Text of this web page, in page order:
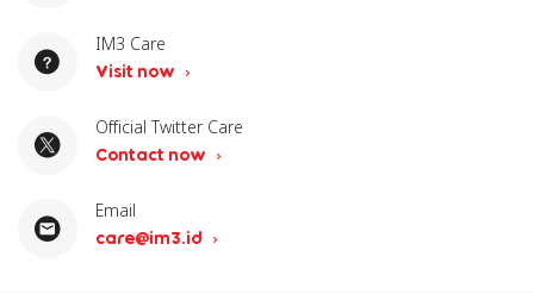
IM3 Care
Visit now
Official Twitter Care
Contact now
Email
care@im3.id